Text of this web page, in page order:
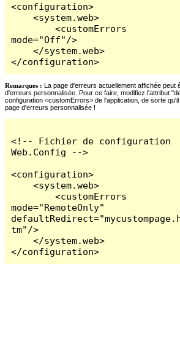
<configuration>
    <system.web>
        <customErrors
mode="Off"/>
    </system.web>
</configuration>
Remarques : La page d'erreurs actuellement affichée peut
d'erreurs personnalisée. Pour ce faire, modifiez l'attribut
configuration <customErrors> de l'application, de sorte
page d'erreurs personnalisée !
<!-- Fichier de configuration
Web.Config -->
<configuration>
    <system.web>
        <customErrors
mode="RemoteOnly"
tm"/>
    </system.web>
</configuration>